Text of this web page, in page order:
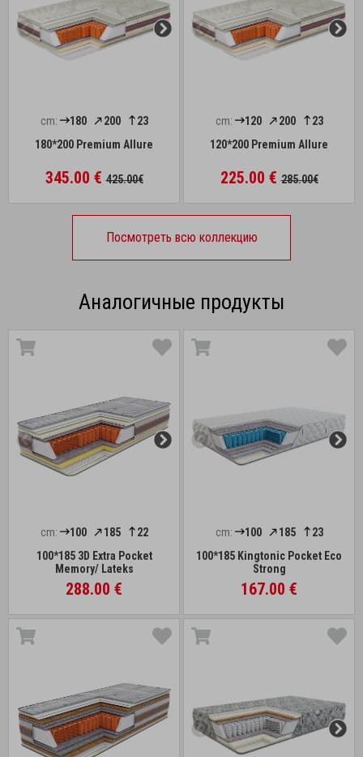
cm: 180 200
23
180*200 Premium Allure
345.00 €425.00€
cm: 120 200
23
120*200 Premium Allure
225.00 €285.00€
Посмотреть всю коллекцию
Аналогичные продукты
cm: 100 185
22
100*185 3D Extra Pocket
Memory/ Lateks
288.00 €
cm: 100 185
23
100*185 Kingtonic Pocket Eco
Strong
167.00 €